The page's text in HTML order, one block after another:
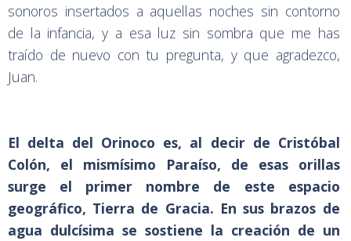
sonoros insertados a aquellas noches sin contorno
de la infancia, y a esa luz sin sombra que me has
traído de nuevo con tu pregunta, y que agradezco,
Juan.
El delta del Orinoco es, al decir de Cristóbal
Colón, el mismísimo Paraíso, de esas orillas
surge el primer nombre de este espacio
geográfico, Tierra de Gracia. En sus brazos de
agua dulcísima se sostiene la creación de un